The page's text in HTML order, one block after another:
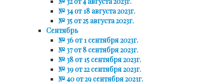
№ 34 от 18 августа 2023г.
№ 35 от 25 августа 2023г.
Сентябрь
№ 36 от 1 сентября 2023г.
№ 37 от 8 сентября 2023г.
№ 38 от 15 сентября 2023г.
№ 39 от 22 сентября 2023г.
№ 40 от 29 сентября 2023г.